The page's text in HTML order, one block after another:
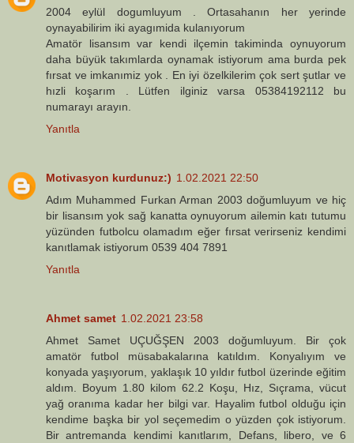
2004 eylül dogumluyum . Ortasahanın her yerinde
oynayabilirim iki ayagımida kulanıyorum
Amatör lisansım var kendi ilçemin takiminda oynuyorum
daha büyük takımlarda oynamak istiyorum ama burda pek
fırsat ve imkanımiz yok . En iyi özelkilerim çok sert şutlar ve
hızli koşarım . Lütfen ilginiz varsa 05384192112 bu
numarayı arayın.
Yanıtla
Motivasyon kurdunuz:) 1.02.2021 22:50
Adım Muhammed Furkan Arman 2003 doğumluyum ve hiç
bir lisansım yok sağ kanatta oynuyorum ailemin katı tutumu
yüzünden futbolcu olamadım eğer fırsat verirseniz kendimi
kanıtlamak istiyorum 0539 404 7891
Yanıtla
Ahmet samet 1.02.2021 23:58
Ahmet Samet UÇUĞŞEN 2003 doğumluyum. Bir çok
amatör futbol müsabakalarına katıldım. Konyalıyım ve
konyada yaşıyorum, yaklaşık 10 yıldır futbol üzerinde eğitim
aldım. Boyum 1.80 kilom 62.2 Koşu, Hız, Sıçrama, vücut
yağ oranıma kadar her bilgi var. Hayalim futbol olduğu için
kendime başka bir yol seçemedim o yüzden çok istiyorum.
Bir antremanda kendimi kanıtlarım, Defans, libero, ve 6